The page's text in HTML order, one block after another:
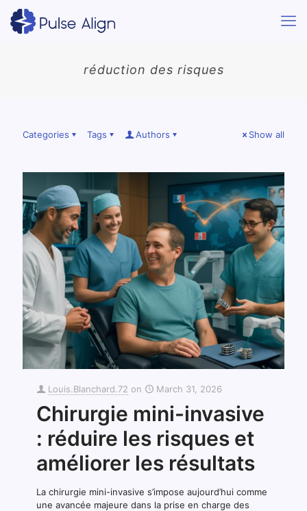
réduction des risques
Categories Tags Authors Show all
Louis.Blanchard.72 on March 31, 2026
Chirurgie mini-invasive
: réduire les risques et
améliorer les résultats
La chirurgie mini-invasive s’impose aujourd’hui comme
une avancée majeure dans la prise en charge des